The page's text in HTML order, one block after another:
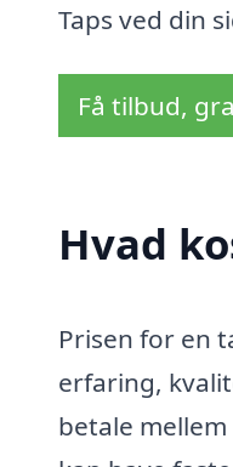
Taps ved din
Få tilbud,
Hvad
Prisen for en
erfaring,
betale